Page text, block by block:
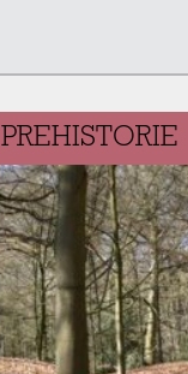
PREHISTORIE